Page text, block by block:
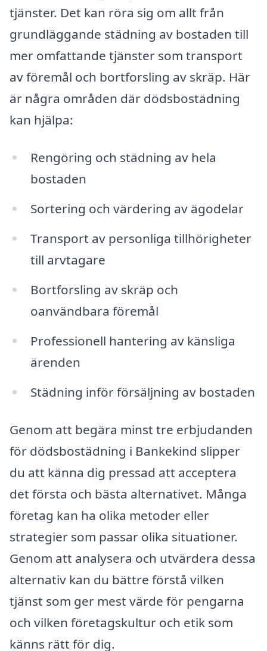
tjänster. Det kan röra sig om allt från
grundläggande städning av bostaden till
mer omfattande tjänster som transport
av föremål och bortforsling av skräp. Här
är några områden där dödsbostädning
kan hjälpa:
Rengöring och städning av hela
bostaden
Sortering och värdering av ägodelar
Transport av personliga tillhörigheter
till arvtagare
Bortforsling av skräp och
oanvändbara föremål
Professionell hantering av känsliga
ärenden
Städning inför försäljning av bostaden
Genom att begära minst tre erbjudanden
för dödsbostädning i Bankekind slipper
du att känna dig pressad att acceptera
det första och bästa alternativet. Många
företag kan ha olika metoder eller
strategier som passar olika situationer.
Genom att analysera och utvärdera dessa
alternativ kan du bättre förstå vilken
tjänst som ger mest värde för pengarna
och vilken företagskultur och etik som
känns rätt för dig.